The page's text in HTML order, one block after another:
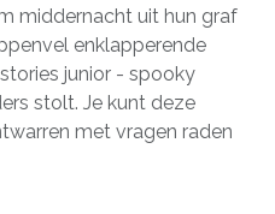
middernacht uit hun graf
enklapperende
junior - spooky
stolt. Je kunt deze
met vragen raden